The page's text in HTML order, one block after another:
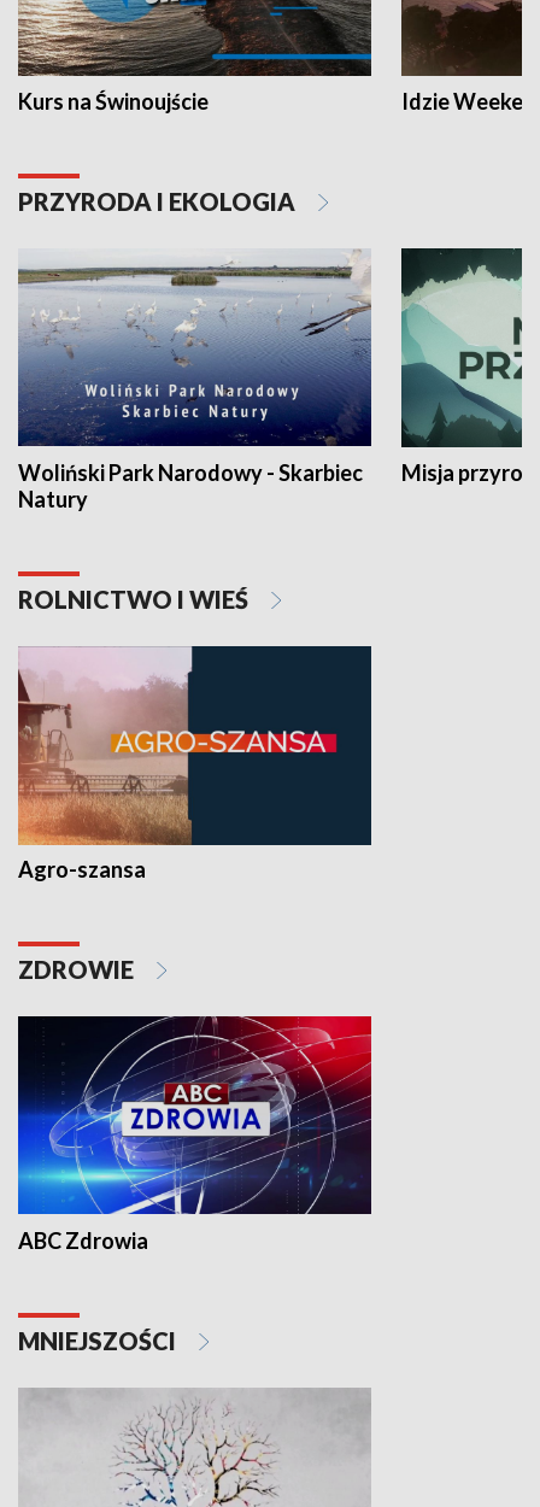
Kurs na Świnoujście Idzie
PRZYRODA I EKOLOGIA
Woliński Park Narodowy - Skarbiec
Natury
Misja
ROLNICTWO I WIEŚ
Agro-szansa
ZDROWIE
ABC Zdrowia
MNIEJSZOŚCI